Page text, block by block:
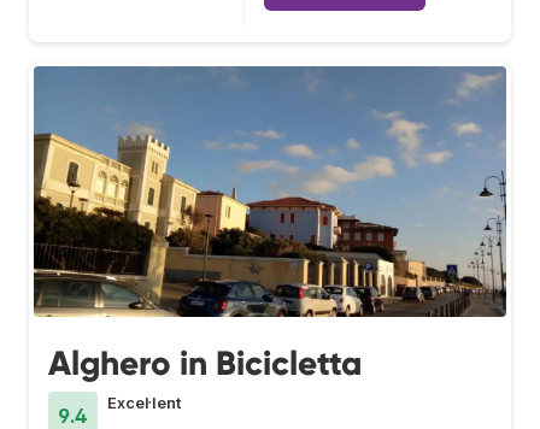
Alghero in Bicicletta
9.4
Excel·lent